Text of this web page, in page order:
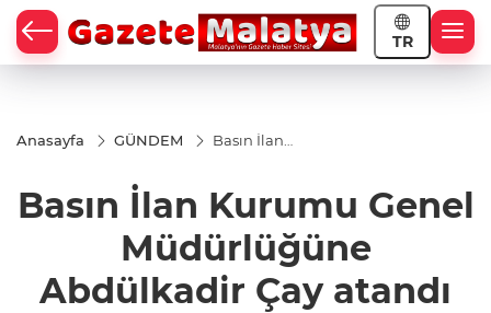
TR
Anasayfa GÜNDEM
Basın İlan
Müdürlüğüne
Abdülkadir
Basın İlan Kurumu Genel
Müdürlüğüne
Abdülkadir Çay atandı